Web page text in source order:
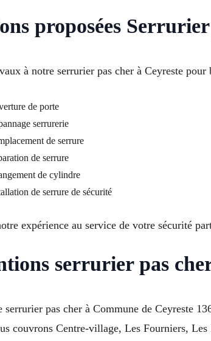
proposées
à notre serrurier pas cher à Ceyreste
de porte
serrurerie
de serrure
de serrure
de cylindre
de serrure de sécurité
expérience au service de votre sécurité
serrurier pas
serrurier pas cher à Commune de Ceyreste
couvrons Centre-village, Les Fourniers,